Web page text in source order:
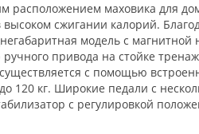
для раздевалок)
расположением маховика для
сжигании калорий.
модель с
привода на стойке
с помощью
120 кг. Широкие педали с
с регулировкой